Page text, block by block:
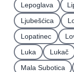
Lepoglava
Ljubešćica
Lopatinec
Luka
Lukač
Mala Subotica